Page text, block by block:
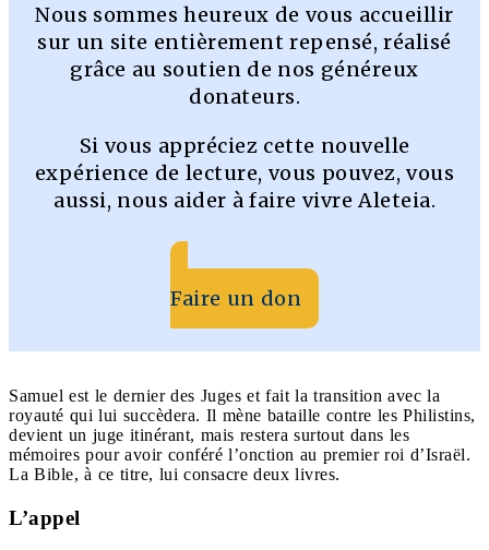
Nous sommes heureux de vous accueillir
sur un site entièrement repensé, réalisé
grâce au soutien de nos généreux
donateurs.
Si vous appréciez cette nouvelle
expérience de lecture, vous pouvez, vous
aussi, nous aider à faire vivre Aleteia.
Faire un don
Samuel est le dernier des Juges et fait la transition avec la
royauté qui lui succèdera. Il mène bataille contre les Philistins,
devient un juge itinérant, mais restera surtout dans les
mémoires pour avoir conféré l’onction au premier roi d’Israël.
La Bible, à ce titre, lui consacre deux livres.
L’appel